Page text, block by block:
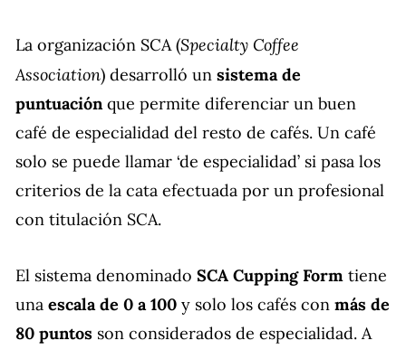
La organización SCA (Specialty Coffee
Association) desarrolló un sistema de
puntuaciónque permite diferenciar un buen
café de especialidad del resto de cafés. Un café
solo se puede llamar ‘de especialidad’ si pasa los
criterios de la cata efectuada por un profesional
con titulación SCA.
El sistema denominado SCA Cupping Form tiene
una escala de 0 a 100 y solo los cafés con más de
80 puntos son considerados de especialidad. A